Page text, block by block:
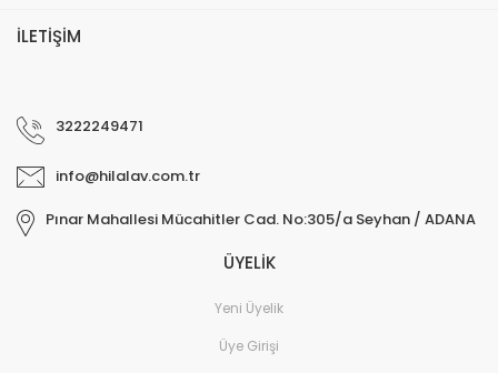
600,00 TL
İLETİŞİM
3222249471
info@hilalav.com.tr
Pınar Mahallesi Mücahitler Cad. No:305/a Seyhan / ADANA
ÜYELİK
Yeni Üyelik
Üye Girişi